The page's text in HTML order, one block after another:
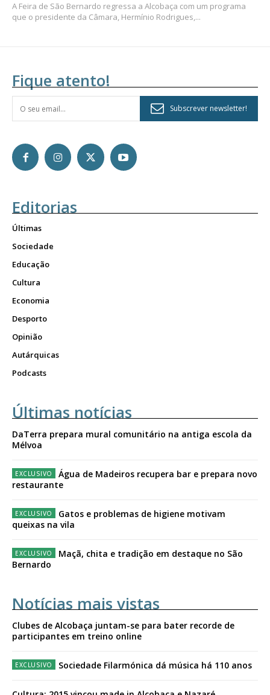
A Feira de São Bernardo regressa a Alcobaça com um programa
que o presidente da Câmara, Hermínio Rodrigues,...
Fique atento!
Subscrever newsletter!
Editorias
Últimas
Sociedade
Educação
Cultura
Economia
Desporto
Opinião
Autárquicas
Podcasts
Últimas notícias
DaTerra prepara mural comunitário na antiga escola da
Mélvoa
Água de Madeiros recupera bar e prepara novo
restaurante
Gatos e problemas de higiene motivam
queixas na vila
Maçã, chita e tradição em destaque no São
Bernardo
Notícias mais vistas
Clubes de Alcobaça juntam-se para bater recorde de
participantes em treino online
Sociedade Filarmónica dá música há 110 anos